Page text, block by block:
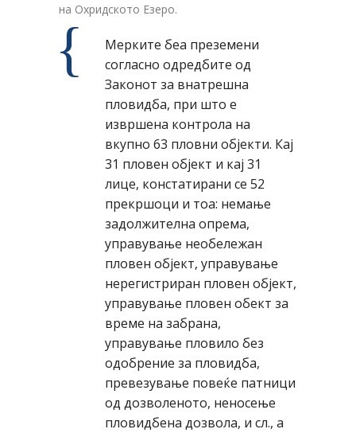
на Охридското Езеро.
Мерките беа преземени
согласно одредбите од
Законот за внатрешна
пловидба, при што е
извршена контрола на
вкупно 63 пловни објекти. Кај
31 пловен објект и кај 31
лице, констатирани се 52
прекршоци и тоа: немање
задолжителна опрема,
управување необележан
пловен објект, управување
нерегистриран пловен објект,
управување пловен обект за
време на забрана,
управување пловило без
одобрение за пловидба,
превезување повеќе патници
од дозволеното, неносење
пловидбена дозвола, и сл., а